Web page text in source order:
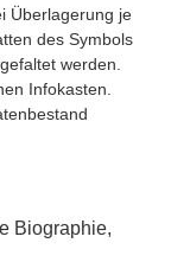
Überlagerung je
des Symbols
werden.
Infokasten.
Biographie,